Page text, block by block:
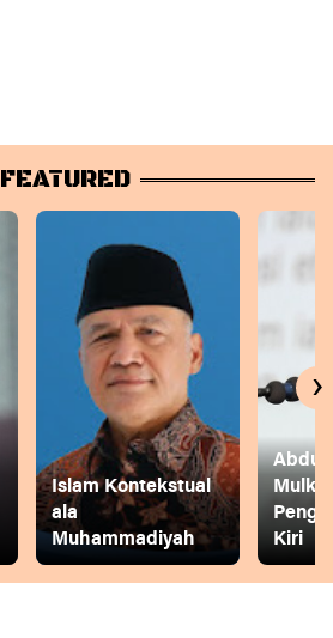
FEATURED
Islam Kontekstual
ala
Muhammadiyah
Abdul
Kiri
›